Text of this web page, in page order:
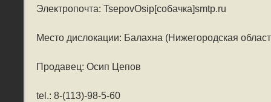
Электропочта: TsepovOsip[собачка]smtp.ru
Место дислокации: Балахна (Нижегородская
Продавец: Осип Цепов
tel.: 8-(113)-98-5-60